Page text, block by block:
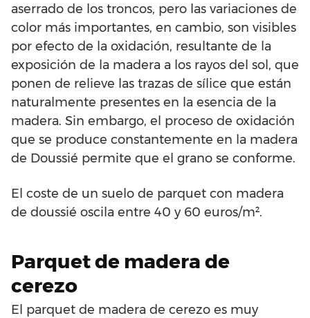
aserrado de los troncos, pero las variaciones de
color más importantes, en cambio, son visibles
por efecto de la oxidación, resultante de la
exposición de la madera a los rayos del sol, que
ponen de relieve las trazas de sílice que están
naturalmente presentes en la esencia de la
madera. Sin embargo, el proceso de oxidación
que se produce constantemente en la madera
de Doussié permite que el grano se conforme.
El coste de un suelo de parquet con madera
de doussié oscila entre 40 y 60 euros/m².
Parquet de madera de
cerezo
El parquet de madera de cerezo es muy